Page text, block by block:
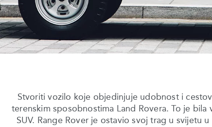
Stvoriti vozilo koje objedinjuje udobnost i
terenskim sposobnostima Land Rovera. To je
SUV. Range Rover je ostavio svoj trag u svijetu